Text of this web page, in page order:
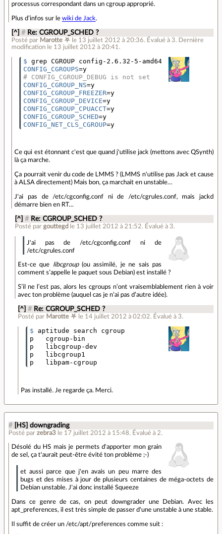
processus correspondant dans un cgroup approprié.
Plus d’infos sur le wiki de Jack.
[^] # Re: CGROUP_SCHED ?
Posté par Marotte ⛧ le 13 juillet 2012 à 20:36. Évalué à 3. Dernière
modification le 13 juillet 2012 à 20:41.
$
CONFIG_CGROUPS=
# CONFIG_CGROUP_DEBUG is not set
CONFIG_CGROUP_NS=
CONFIG_CGROUP_FREEZER=
CONFIG_CGROUP_DEVICE=
CONFIG_CGROUP_CPUACCT=
CONFIG_CGROUP_SCHED=
CONFIG_NET_CLS_CGROUP=
Ce qui est étonnant c'est que quand j'utilise jack (mettons avec QSynth)
là ça marche.
Ça pourrait venir du code de LMMS ? (LMMS n'utilise pas Jack et cause
à ALSA directement) Mais bon, ça marchait en unstable…
J'ai pas de /etc/cgconfig.conf ni de /etc/cgrules.conf, mais jackd
démarre bien en RT…
[^] # Re: CGROUP_SCHED ?
Posté par gouttegd le 13 juillet 2012 à 21:52. Évalué à 3.
J'ai pas de /etc/cgconfig.conf ni de
/etc/cgrules.conf
Est-ce que libcgroup(ou assimilé, je ne sais pas
comment s’appelle le paquet sous Debian) est installé ?
S’il ne l’est pas, alors les cgroups n’ont vraisemblablement rien à voir
avec ton problème (auquel cas je n’ai pas d’autre idée).
[^] # Re: CGROUP_SCHED ?
Posté par Marotte ⛧ le 14 juillet 2012 à 02:02. Évalué à 3.
$ aptitude search cgroup
p   cgroup-bin                      - Tools to
p   libcgroup-dev                   -
p   libcgroup1                      - A library to
Pas installé. Je regarde ça. Merci.
# [HS] downgrading
Posté par zebra3 le 17 juillet 2012 à 15:48. Évalué à 2.
Désolé du HS mais je permets d'apporter mon grain
de sel, ça t'aurait peut-être évité ton problème ;-)
et aussi parce que j'en avais un peu marre des
bugs et des mises à jour de plusieurs centaines de méga-octets de
Debian unstable. J'ai donc installé Squeeze
Dans ce genre de cas, on peut downgrader une Debian. Avec les
apt_preferences, il est très simple de passer d'une unstable à une stable.
Il suffit de créer un /etc/apt/preferences comme suit :